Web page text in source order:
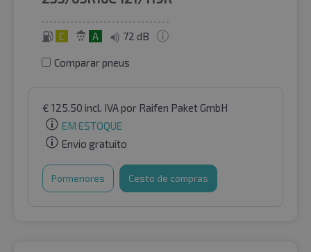
C A 72 dB
Comparar pneus
€ 125.50 incl. IVApor Raifen Paket GmbH
EM ESTOQUE
Envio gratuito
Pormenores Cesto de compras